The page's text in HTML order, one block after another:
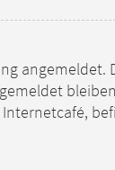
angemeldet.